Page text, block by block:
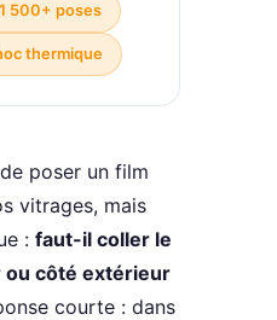
500+ poses
thermique
poser un film
vitrages, mais
: faut-il coller le
côté extérieur
courte : dans